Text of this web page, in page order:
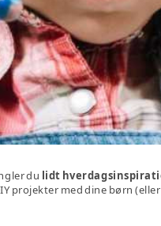
du lidt
projekter med dine børn